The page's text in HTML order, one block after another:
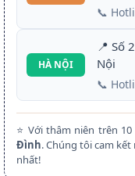
📞
HÀ NỘI
📍 Số
Nội
📞
⭐ Với thâm niên trên
Đình. Chúng tôi cam
nhất!